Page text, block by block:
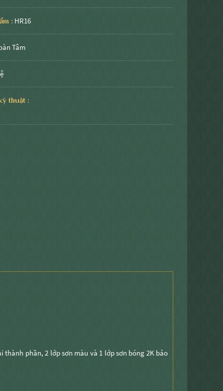
: HR16
Tâm
thuật :
phần, 2 lớp sơn màu và 1 lớp sơn bóng 2K bảo